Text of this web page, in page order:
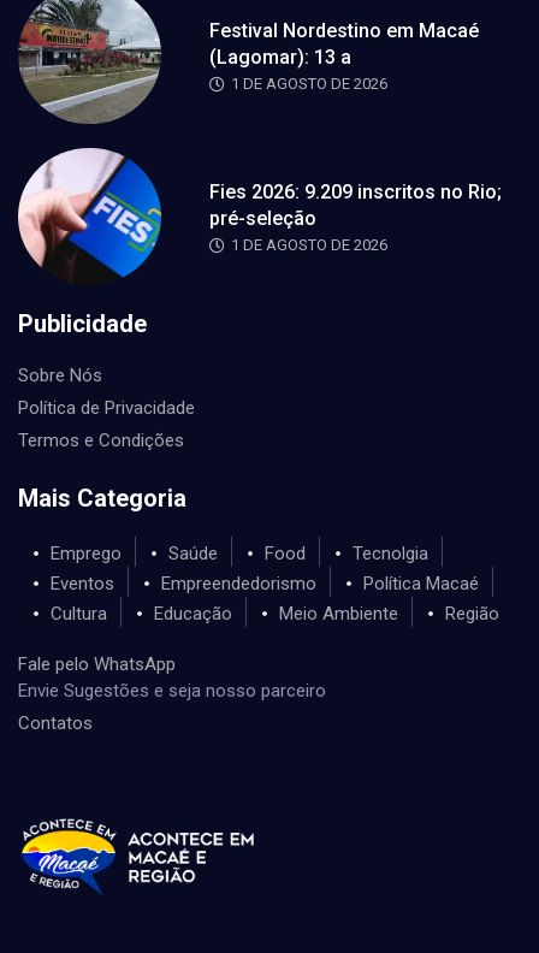
Festival Nordestino em Macaé
(Lagomar): 13 a
1 DE AGOSTO DE 2026
Fies 2026: 9.209 inscritos no Rio;
pré-seleção
1 DE AGOSTO DE 2026
Publicidade
Sobre Nós
Política de Privacidade
Termos e Condições
Mais Categoria
Emprego Saúde Food
Tecnolgia
Eventos
Empreendedorismo
Política Macaé
Cultura
Educação Meio Ambiente Região
Fale pelo WhatsApp
Envie Sugestões e seja nosso parceiro
Contatos